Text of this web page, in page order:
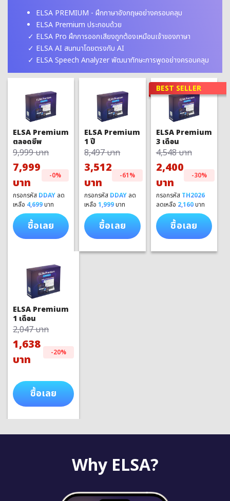
ELSA PREMIUM - ฝึกภาษาอังกฤษอย่างครอบคลุม
ELSA Premium ประกอบด้วย
ELSA Pro ฝึกการออกเสียงถูกต้องเหมือนเจ้าของภาษา
ELSA AI สนทนาโดยตรงกับ AI
ELSA Speech Analyzer พัฒนาทักษะการพูดอย่างครอบคลุม
ELSA Premium
ตลอดชีพ
9,999 บาท
7,999
บาท
-0%
กรอกรหัส DDAY ลด
เหลือ 4,699บาท
ซื้อเลย
ELSA Premium
1 ปี
8,497 บาท
3,512
บาท
-61%
กรอกรหัส DDAY ลด
เหลือ1,999บาท
ซื้อเลย
BEST SELLER
ELSA Premium
3 เดือน
4,548 บาท
2,400
บาท
-30%
กรอกรหัส TH2026
ลดเหลือ 2,160บาท
ซื้อเลย
ELSA Premium
1 เดือน
2,047 บาท
1,638
บาท
-20%
ซื้อเลย
Why ELSA?